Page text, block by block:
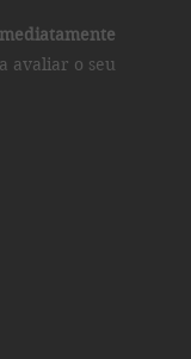
avaliar o seu